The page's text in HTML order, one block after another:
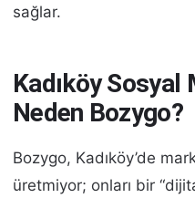
sağlar.
Kadıköy Sosyal
Neden Bozygo?
Bozygo, Kadıköy’de
üretmiyor; onları bir